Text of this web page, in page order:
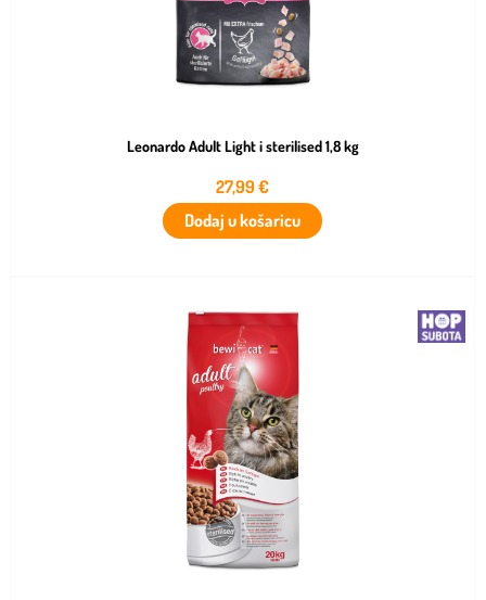
Leonardo Adult Light i sterilised 1,8 kg
27,99€
Dodaj u košaricu